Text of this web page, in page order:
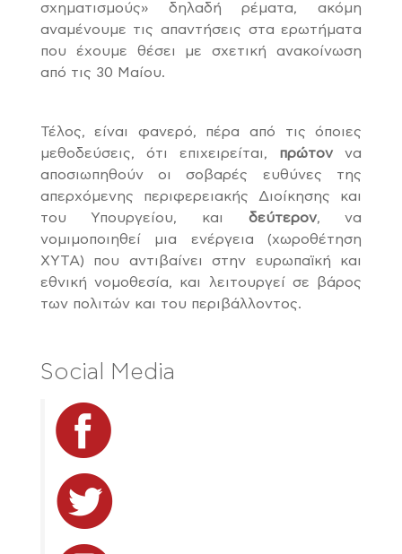
σχηματισμούς» δηλαδή ρέματα, ακόμη
αναμένουμε τις απαντήσεις στα ερωτήματα
που έχουμε θέσει με σχετική ανακοίνωση
από τις 30 Μαίου.
Τέλος, είναι φανερό, πέρα από τις όποιες
μεθοδεύσεις, ότι επιχειρείται, πρώτον να
αποσιωπηθούν οι σοβαρές ευθύνες της
απερχόμενης περιφερειακής Διοίκησης και
του Υπουργείου, και δεύτερον, να
νομιμοποιηθεί μια ενέργεια (χωροθέτηση
ΧΥΤΑ) που αντιβαίνει στην ευρωπαϊκή και
εθνική νομοθεσία, και λειτουργεί σε βάρος
των πολιτών και του περιβάλλοντος.
Social Media